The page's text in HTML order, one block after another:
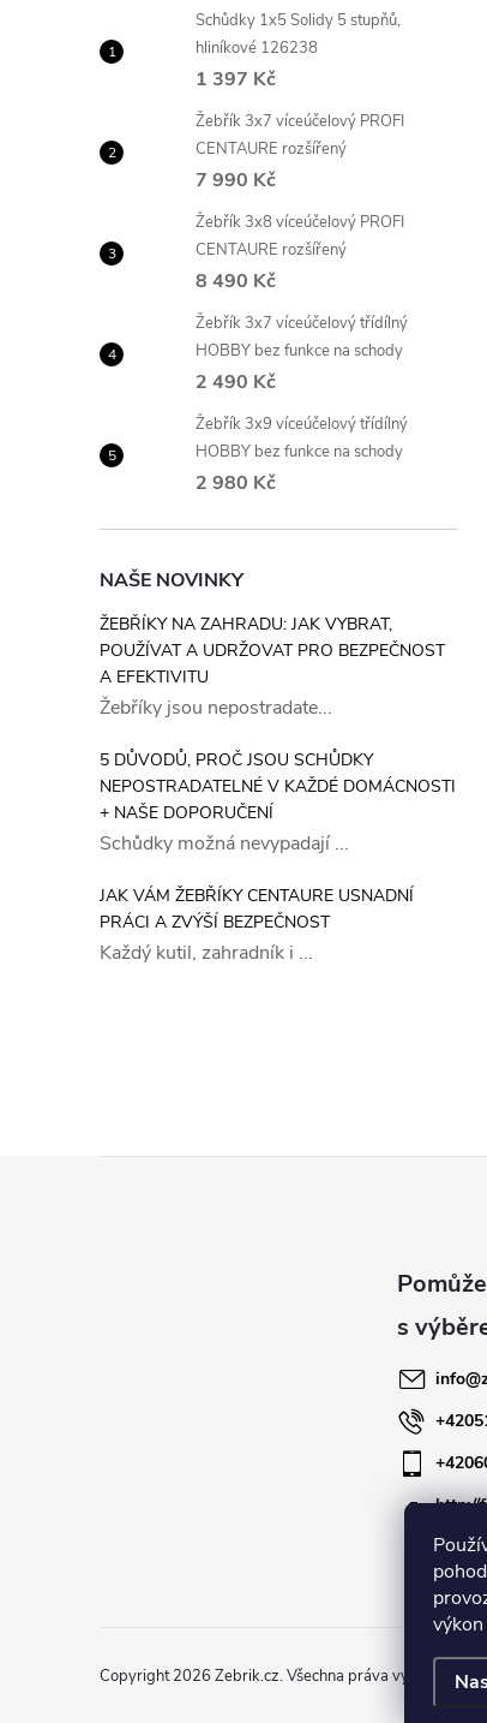
Schůdky 1x5 Solidy 5 stupňů,
hliníkové 126238
1 397 Kč
Žebřík 3x7 víceúčelový PROFI
CENTAURE rozšířený
7 990 Kč
Žebřík 3x8 víceúčelový PROFI
CENTAURE rozšířený
8 490 Kč
Žebřík 3x7 víceúčelový třídílný
HOBBY bez funkce na schody
2 490 Kč
Žebřík 3x9 víceúčelový třídílný
HOBBY bez funkce na schody
2 980 Kč
NAŠE NOVINKY
ŽEBŘÍKY NA ZAHRADU: JAK VYBRAT,
POUŽÍVAT A UDRŽOVAT PRO BEZPEČNOST
A EFEKTIVITU
Žebříky jsou nepostradate...
5 DŮVODŮ, PROČ JSOU SCHŮDKY
NEPOSTRADATELNÉ V KAŽDÉ DOMÁCNOSTI
+ NAŠE DOPORUČENÍ
Schůdky možná nevypadají ...
JAK VÁM ŽEBŘÍKY CENTAURE USNADNÍ
PRÁCI A ZVÝŠÍ BEZPEČNOST
Každý kutil, zahradník i ...
info@
http://
Copyright 2026 Zebrik.cz. Všechna práva vyhrazena.